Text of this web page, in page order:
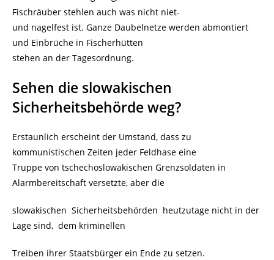
Fischräuber stehlen auch was nicht niet-
und nagelfest ist. Ganze Daubelnetze werden abmontiert
und Einbrüche in Fischerhütten
stehen an der Tagesordnung.
Sehen die slowakischen
Sicherheitsbehörde weg?
Erstaunlich erscheint der Umstand, dass zu
kommunistischen Zeiten jeder Feldhase eine
Truppe von tschechoslowakischen Grenzsoldaten in
Alarmbereitschaft versetzte, aber die
slowakischen Sicherheitsbehörden heutzutage nicht in der
Lage sind, dem kriminellen
Treiben ihrer Staatsbürger ein Ende zu setzen.